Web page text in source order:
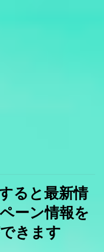
ると最新情
ーン情報を
きます